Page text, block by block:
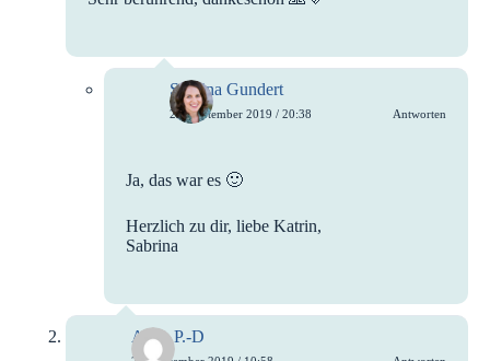
Sabrina Gundert
28. September 2019 / 20:38 Antworten
Ja, das war es 🙂
Herzlich zu dir, liebe Katrin,
Sabrina
Anne P.-D